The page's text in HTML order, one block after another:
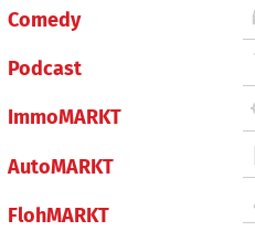
Comedy
Podcast
ImmoMARKT
AutoMARKT
FlohMARKT